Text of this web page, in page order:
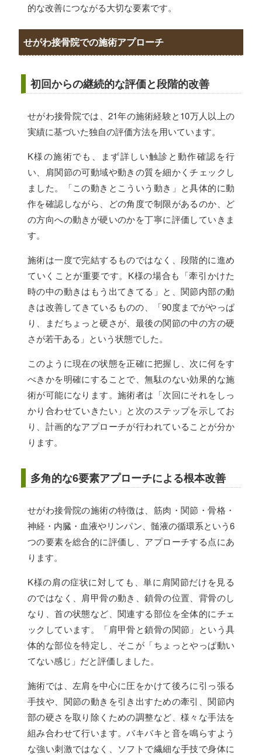
的な改善につながる大切な要素です。
せがわ接骨院での施術アプローチ
初回からの継続的な評価と段階的改善
せがわ接骨院では、21年の施術経験と10万人以上の
実績に基づいた独自の評価方法を用いています。
K様の施術でも、まず詳しい触診と動作確認を行
い、肩関節の可動域や動きの質を細かくチェックし
ました。「この動きとこういう動き」と具体的に動
作を確認しながら、どの角度で制限があるのか、ど
の方向への動きが硬いのかを丁寧に評価していきま
す。
施術は一度で完結するものではなく、段階的に進め
ていくことが重要です。K様の場合も「牽引かけた
時の中の動きはもう出てきてる」と、関節内部の動
きは改善してきているものの、「90度までがやっぱ
り、まだちょっと硬さが、最後の関節の中の方の硬
さが若干ある」という状態でした。
このように現在の状態を正確に把握し、次に何をす
べきかを明確にすることで、無駄のない効果的な施
術が可能になります。施術者は「次回にそれをしっ
かり合わせていきたい」と次のステップを示してお
り、計画的なアプローチが行われていることが分か
ります。
多角的な6要素アプローチによる根本改善
せがわ接骨院の施術の特徴は、筋肉・関節・骨格・
神経・内臓・血液やリンパン、髄液の循環系という6
つの要素を総合的に評価し、アプローチする点にあ
ります。
K様の肩の症状に対しても、単に肩関節だけを見る
のではなく、肩甲骨の動き、鎖骨の位置、背骨のし
なり、首の状態など、関連する部位を全体的にチェ
ックしています。「肩甲骨と鎖骨の関節」という具
体的な部位を特定し、そこが「ちょっとやっぱ動い
てない感じ」だと評価しました。
施術では、左肩を中心に圧をかけて後ろに引っ張る
手技や、関節の動きを引き出すための牽引、関節内
部の硬さを取り除くための調整など、様々な手法を
組み合わせて行います。バキバキと音を鳴らすよう
な強い刺激ではなく、ソフトで繊細な手技で身体に